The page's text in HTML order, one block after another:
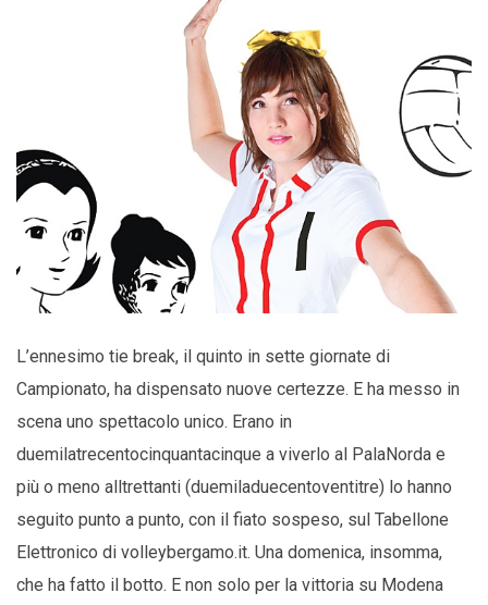
L’ennesimo tie break, il quinto in sette giornate di
Campionato, ha dispensato nuove certezze. E ha messo in
scena uno spettacolo unico. Erano in
duemilatrecentocinquantacinque a viverlo al PalaNorda e
più o meno alltrettanti (duemiladuecentoventitre) lo hanno
seguito punto a punto, con il fiato sospeso, sul Tabellone
Elettronico di volleybergamo.it. Una domenica, insomma,
che ha fatto il botto. E non solo per la vittoria su Modena